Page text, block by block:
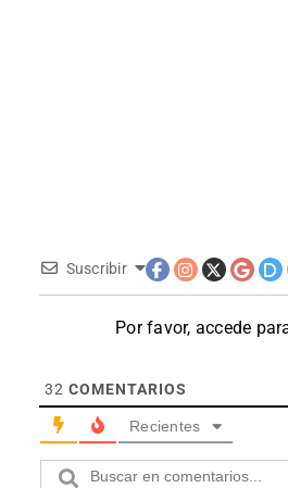
Suscribir
Por favor, accede
32 COMENTARIOS
Recientes